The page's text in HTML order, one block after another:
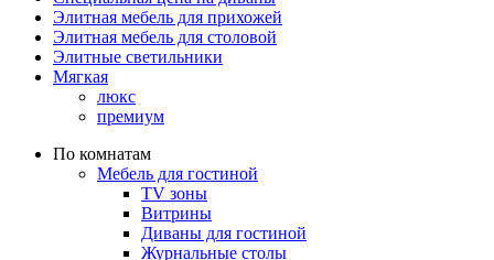
Элитная мебель для прихожей
Элитная мебель для столовой
Элитные светильники
Мягкая
люкс
премиум
По комнатам
Мебель для гостиной
TV зоны
Витрины
Диваны для гостиной
Журнальные столы